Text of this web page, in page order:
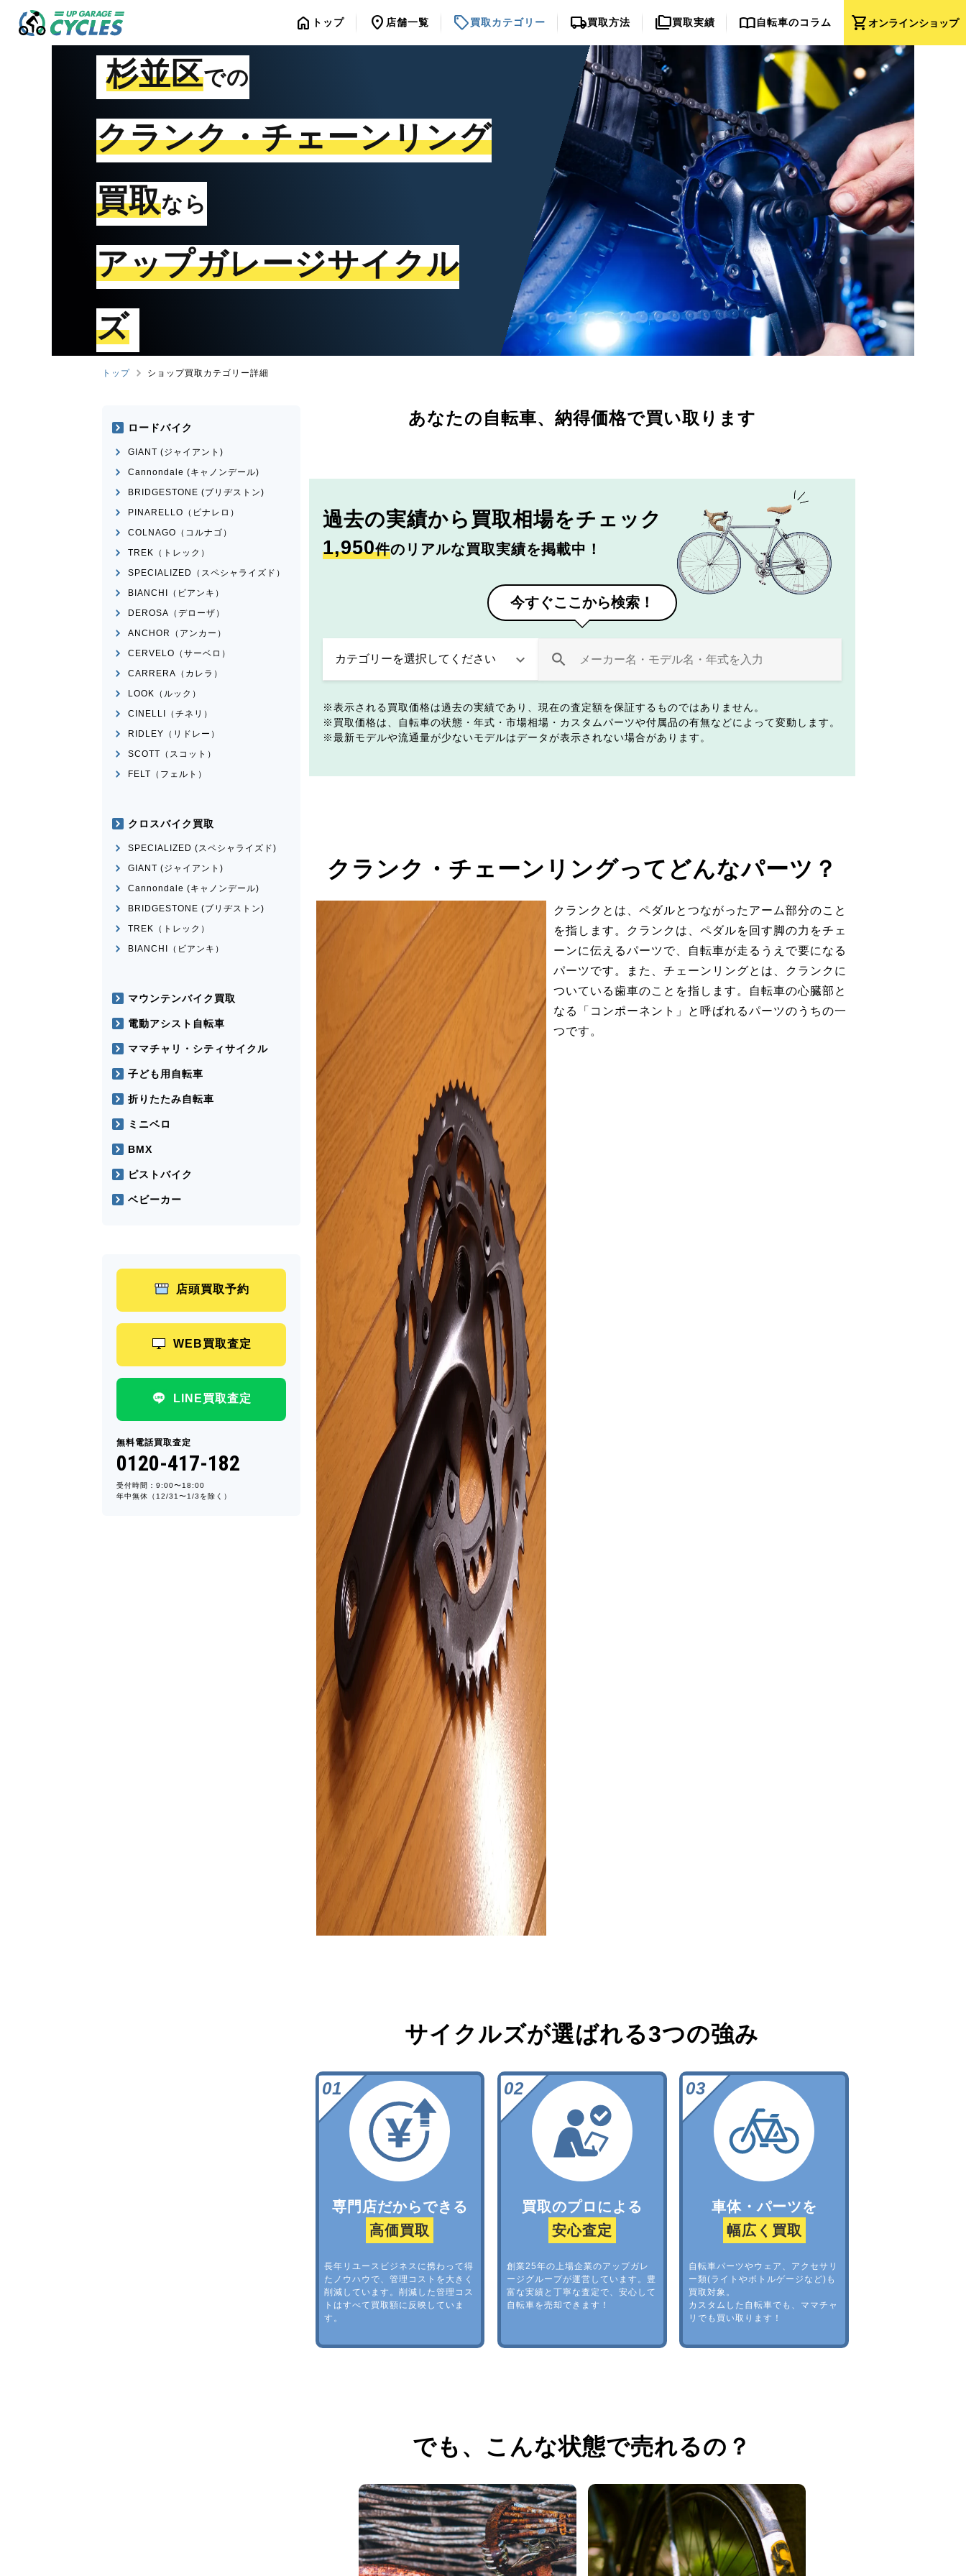
shopping_cartオンラインショップ
home トップ location_on 店舗一覧 sell買取カテゴリー local_shipping買取方法 folder_copy買取実績 import_contacts自転車のコラム
杉並区での
クランク・チェーンリング
買取なら
アップガレージサイクル
ズ
トップ ショップ買取カテゴリー詳細
あなたの自転車、 納得価格で買い取ります
過去の実績から 買取相場をチェック
1,950件のリアルな買取実績を掲載中！
今すぐここから検索！
表示される買取価格は過去の実績であり、現在の査定額を保証するものではありません。
買取価格は、自転車の状態・年式・市場相場・カスタムパーツや付属品の有無などによって変動します。
最新モデルや流通量が少ないモデルはデータが表示されない場合があります。
クランク・チェーンリングってどんなパーツ？
クランクとは、ペダルとつながったアーム部分のこと
を指します。クランクは、ペダルを回す脚の力をチェ
ーンに伝えるパーツで、自転車が走るうえで要になる
パーツです。また、チェーンリングとは、クランクに
ついている歯車のことを指します。自転車の心臓部と
なる「コンポーネント」と呼ばれるパーツのうちの一
つです。
サイクルズが選ばれる3つの強み
専門店だからできる
高価買取
長年リユースビジネスに携わって得
たノウハウで、管理コストを大きく
削減しています。削減した管理コス
トはすべて買取額に反映していま
す。
買取のプロによる
安心査定
創業25年の上場企業のアップガレ
ージグループが運営しています。豊
富な実績と丁寧な査定で、安心して
自転車を売却できます！
車体・パーツを
幅広く買取
自転車パーツやウェア、アクセサリ
ー類(ライトやボトルゲージなど)も
買取対象。
カスタムした自転車でも、ママチャ
リでも買い取ります！
でも、 こんな状態で売れるの？
ロードバイク
GIANT (ジャイアント)
Cannondale (キャノンデール)
BRIDGESTONE (ブリヂストン)
PINARELLO（ピナレロ）
COLNAGO（コルナゴ）
TREK（トレック）
SPECIALIZED（スペシャライズド）
BIANCHI（ビアンキ）
DEROSA（デローザ）
ANCHOR（アンカー）
CERVELO（サーベロ）
CARRERA（カレラ）
LOOK（ルック）
CINELLI（チネリ）
RIDLEY（リドレー）
SCOTT（スコット）
FELT（フェルト）
クロスバイク買取
SPECIALIZED (スペシャライズド)
GIANT (ジャイアント)
Cannondale (キャノンデール)
BRIDGESTONE (ブリヂストン)
TREK（トレック）
BIANCHI（ビアンキ）
マウンテンバイク買取
電動アシスト自転車
ママチャリ・シティサイクル
子ども用自転車
折りたたみ自転車
ミニベロ
BMX
ピストバイク
ベビーカー
店頭買取予約
WEB買取査定
LINE買取査定
無料電話買取査定
0120-417-182
受付時間：9:00〜18:00
年中無休（12/31〜1/3を除く）